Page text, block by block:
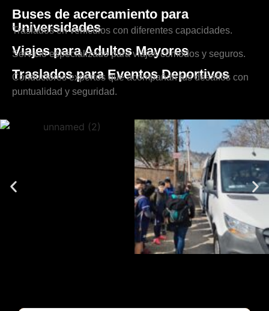
Buses de acercamiento para
Universidades
Traslados en vehículos con diferentes capacidades.
Viajes para Adultos Mayores
Servicio especializado para viajes cómodos y seguros.
Traslados para Eventos Deportivos
Conductores expertos que acompañan tus desafíos con
puntualidad y seguridad.